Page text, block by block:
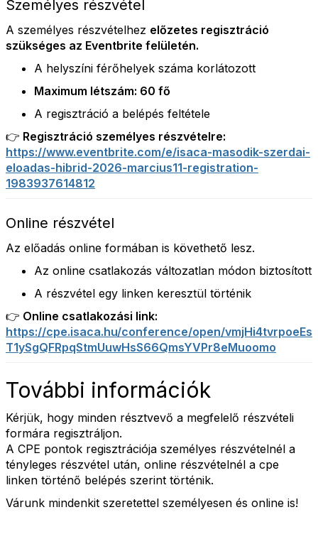
Személyes részvétel
A személyes részvételhez előzetes regisztráció
szükséges az Eventbrite felületén.
A helyszíni férőhelyek száma korlátozott
Maximum létszám: 60 fő
A regisztráció a belépés feltétele
👉 Regisztráció személyes részvételre:
https://www.eventbrite.com/e/isaca-masodik-szerdai-
eloadas-hibrid-2026-marcius11-registration-
1983937614812
Online részvétel
Az előadás online formában is követhető lesz.
Az online csatlakozás változatlan módon biztosított
A részvétel egy linken keresztül történik
👉 Online csatlakozási link:
https://cpe.isaca.hu/conference/open/vmjHi4tvrpoeEs
T1ySgQFRpqStmUuwHsS66QmsYVPr8eMuoomo
További információk
Kérjük, hogy minden résztvevő a megfelelő részvételi
formára regisztráljon.
A CPE pontok regisztrációja személyes részvételnél a
tényleges részvétel után, online részvételnél a cpe
linken történő belépés szerint történik.
Várunk mindenkit szeretettel személyesen és online is!